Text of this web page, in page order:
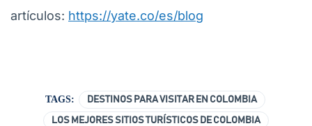
artículos: https://yate.co/es/blog
TAGS: DESTINOS PARA VISITAR EN COLOMBIA
LOS MEJORES SITIOS TURÍSTICOS DE COLOMBIA